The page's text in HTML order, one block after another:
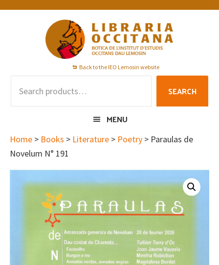
Skip
Skip
Skip
Back to the IEO Lemosin website
SEARCH
MENU
Home > Books > Literature > Poetry > Paraulas de
Novelum N° 191